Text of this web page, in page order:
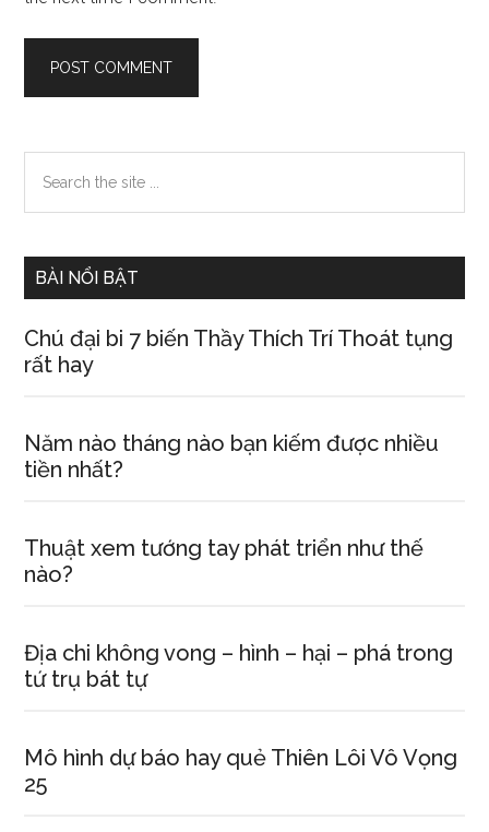
Primary
Sidebar
the
BÀI NỔI BẬT
Chú đại bi 7 biến Thầy Thích Trí Thoát tụng
rất hay
Năm nào tháng nào bạn kiếm được nhiều
tiền nhất?
Thuật xem tướng tay phát triển như thế
nào?
Địa chi không vong – hình – hại – phá trong
tứ trụ bát tự
Mô hình dự báo hay quẻ Thiên Lôi Vô Vọng
25